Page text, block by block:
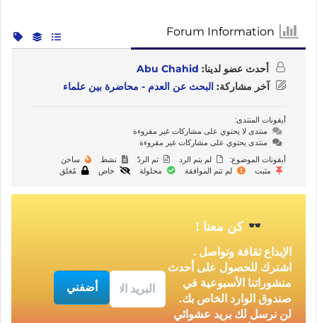
Forum Information
أحدث عضو لدينا: Abu Chahid
آخر مشاركة: البحث عن العدم - محاضرة بين علماء
أيقونات المنتدى:
منتدى لا يحتوي على مشاركات غير مقروءة
منتدى يحتوي على مشاركات غير مقروءة
أيقونات الموضوع:
لم يتم الرد تم الردّ نشط
ساخن
مثبت
لم تتم الموافقة محلولة خاص مُغلق
كن معنا !
الإبداع ثقافة وتواصل .
اشترك للحصول على أحدث
منشوراتنا الأسبوعية في
صندوق الوارد الخاص بك.
لن نرسل لك بريد عشوائي